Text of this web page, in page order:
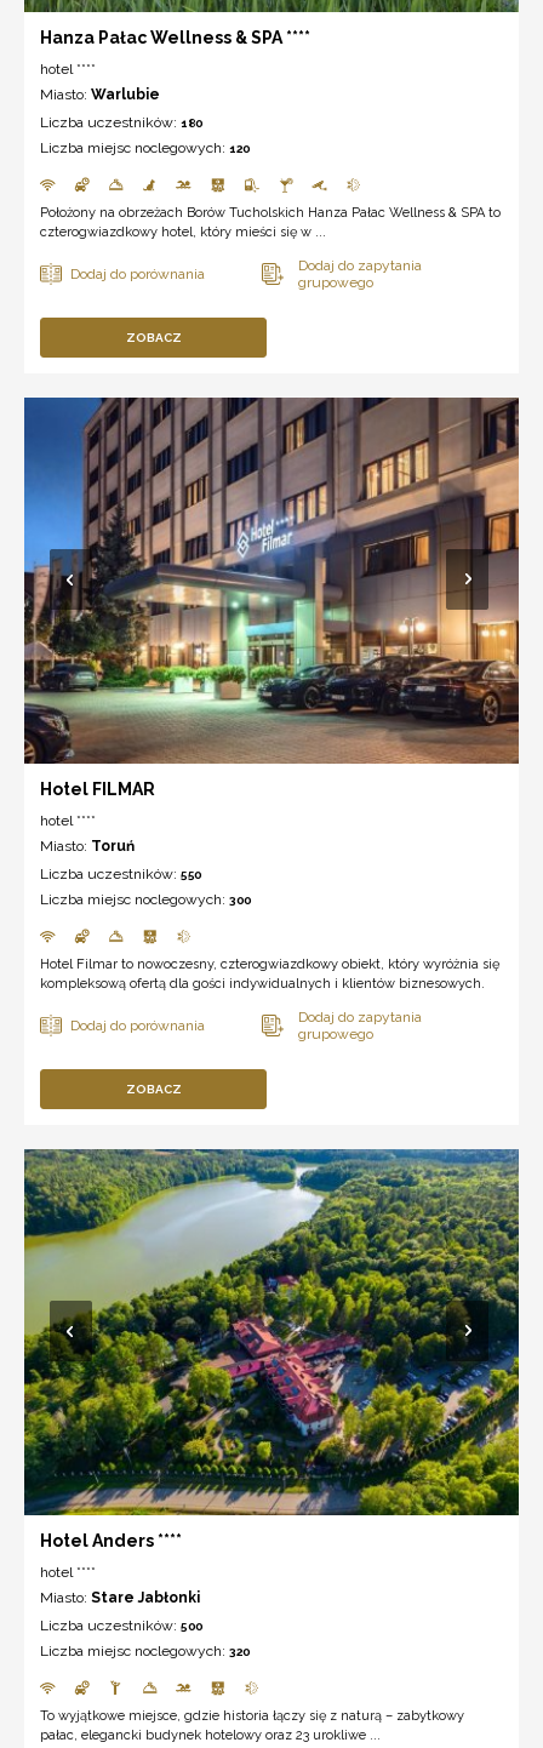
Hanza Pałac Wellness & SPA ****
hotel ****
Miasto: Warlubie
Liczba uczestników: 180
Liczba miejsc noclegowych: 120
Położony na obrzeżach Borów Tucholskich Hanza Pałac Wellness & SPA to
czterogwiazdkowy hotel, który mieści się w ...
ZOBACZ
Hotel FILMAR
hotel ****
Miasto: Toruń
Liczba uczestników: 550
Liczba miejsc noclegowych: 300
Hotel Filmar to nowoczesny, czterogwiazdkowy obiekt, który wyróżnia się
kompleksową ofertą dla gości indywidualnych i klientów biznesowych.
ZOBACZ
Hotel Anders ****
hotel ****
Miasto: Stare Jabłonki
Liczba uczestników: 500
Liczba miejsc noclegowych: 320
To wyjątkowe miejsce, gdzie historia łączy się z naturą – zabytkowy
pałac, elegancki budynek hotelowy oraz 23 urokliwe ...